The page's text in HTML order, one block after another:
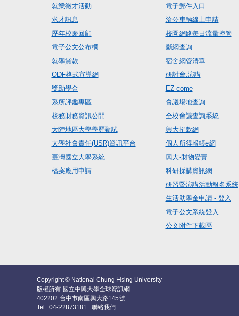
就業徵才活動
求才訊息
歷年校慶回顧
電子公文公布欄
就學貸款
ODF格式宣導網
獎助學金
系所評鑑專區
校務財務資訊公開
大陸地區大學學歷甄試
大學社會責任(USR)資訊平台
臺灣國立大學系統
檔案應用申請
電子郵件入口
洽公車輛線上申請
校園網路每日流量控管
斷網查詢
宿舍網管清單
研討會.演講
EZ-come
會議場地查詢
全校會議查詢系統
興大捐款網
個人所得報帳e網
興大-財物變賣
科研採購資訊網
研習暨演講活動報名系統
生活助學金申請 - 登入
電子公文系統登入
公文附件下載區
Copyright © National Chung Hsing University
版權所有 國立中興大學全球資訊網
402202 台中市南區興大路145號
Tel : 04-22873181 聯絡我們